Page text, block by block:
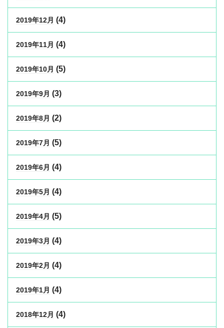
2019年12月 (4)
2019年11月 (4)
2019年10月 (5)
2019年9月 (3)
2019年8月 (2)
2019年7月 (5)
2019年6月 (4)
2019年5月 (4)
2019年4月 (5)
2019年3月 (4)
2019年2月 (4)
2019年1月 (4)
2018年12月 (4)